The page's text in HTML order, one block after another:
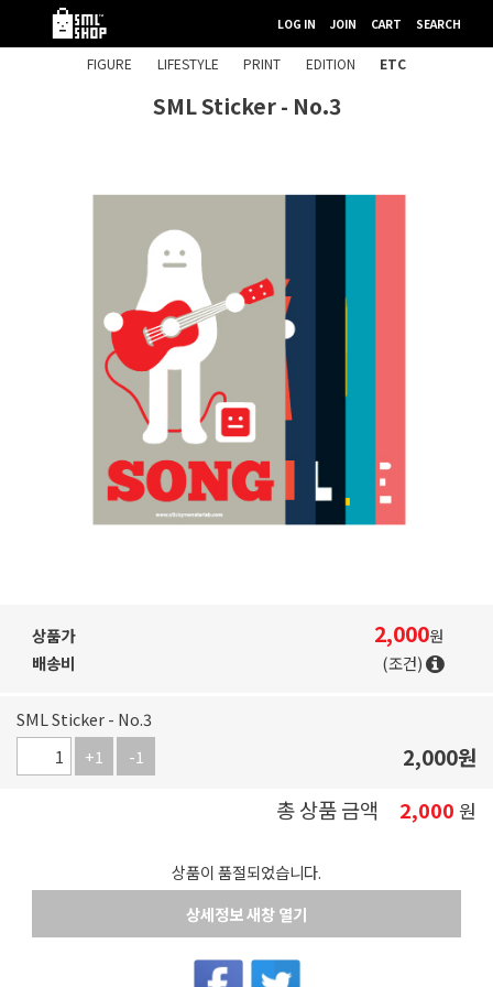
LOG IN JOIN CART SEARCH
FIGURE LIFESTYLE PRINT EDITION ETC
SML Sticker - No.3
상품가 2,000원
배송비
(조건)
SML Sticker - No.3
+1
-1 2,000원
총 상품 금액
2,000 원
상품이 품절되었습니다.
상세정보 새창 열기